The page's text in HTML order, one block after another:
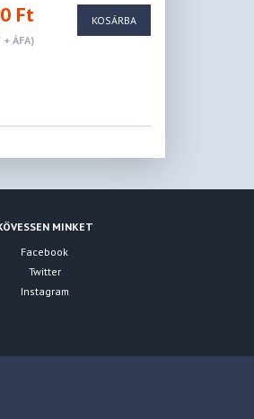
Ft
ÁFA)
KOSÁRBA
MINKET
Facebook
Twitter
Instagram